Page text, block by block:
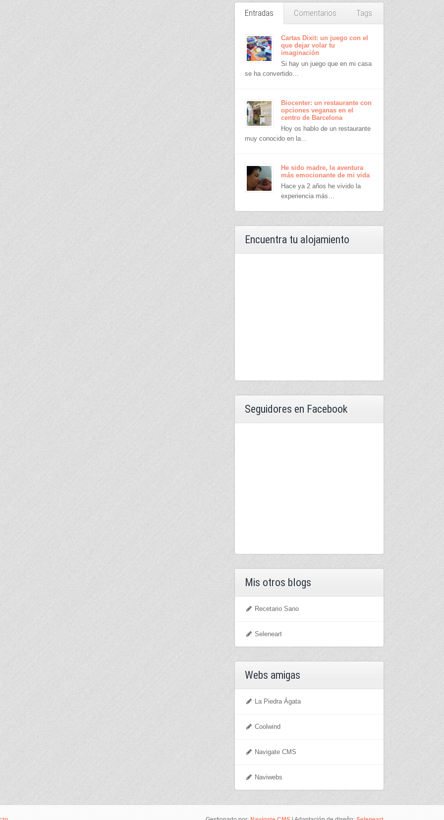
Entradas Comentarios Tags
Cartas Dixit: un juego con el
que dejar volar tu
imaginación
Si hay un juego que en mi casa
se ha convertido…
Biocenter: un restaurante con
opciones veganas en el
centro de Barcelona
Hoy os hablo de un restaurante
muy conocido en la…
He sido madre, la aventura
más emocionante de mi vida
Hace ya 2 años he vivido la
experiencia más…
Encuentra tu alojamiento
Seguidores en Facebook
Mis otros blogs
Recetario Sano
Seleneart
Webs amigas
La Piedra Ágata
Coolwind
Navigate CMS
Naviwebs